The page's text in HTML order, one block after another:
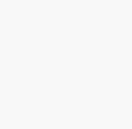
für das Haushaltsjahr